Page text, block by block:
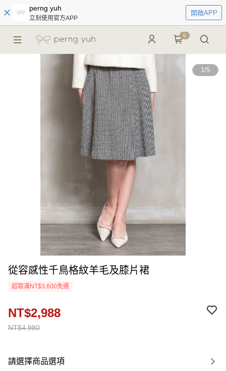
perng yuh
立刻使用官方APP
開啟APP
0
1/5
從容感性千鳥格紋羊毛及膝片裙
超取滿NT$3,600免運
NT$4,980
NT$2,988
請選擇商品選項